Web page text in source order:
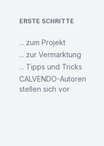
ERSTE SCHRITTE
... zum Projekt
... zur Vermarktung
... Tipps und Tricks
CALVENDO-Autoren
stellen sich vor